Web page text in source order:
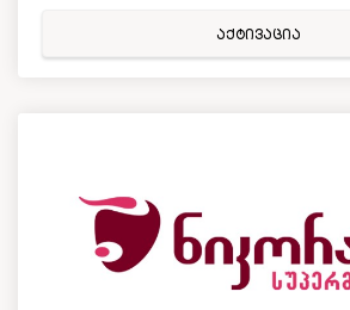
აქტივაცია